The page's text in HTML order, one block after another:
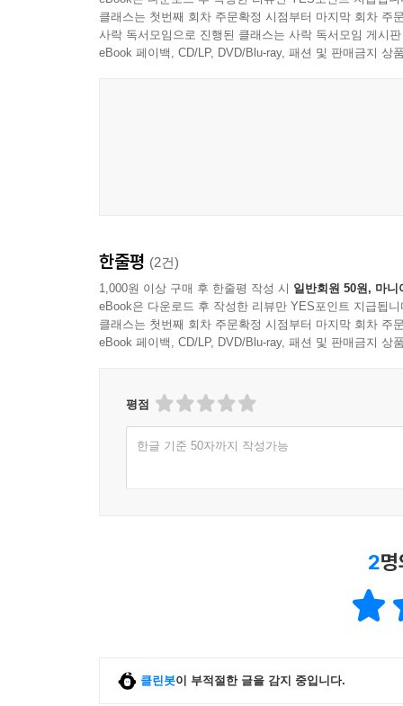
클래스는 첫번째 회차 주문확정 시점부터 마지막 회차 주
사락 독서모임으로 진행된 클래스는 사락 독서모임 게시
eBook 페이백, CD/LP, DVD/Blu-ray, 패션 및 판매금지 상
한줄평 (2건)
1,000원 이상 구매 후 한줄평 작성 시 일반회원 50원, 마니
eBook은 다운로드 후 작성한 리뷰만 YES포인트 지급됩니
클래스는 첫번째 회차 주문확정 시점부터 마지막 회차 주
eBook 페이백, CD/LP, DVD/Blu-ray, 패션 및 판매금지 상
평점
한글 기준 50자까지 작성가능
2
클린봇이 부적절한 글을 감지 중입니다.